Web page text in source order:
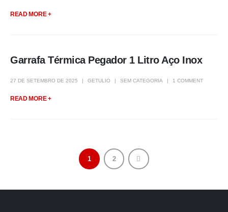
READ MORE +
Garrafa Térmica Pegador 1 Litro Aço Inox
27 DE SETEMBRO DE 2025 GETULIO SEM CATEGORIA 1 COMMENT
READ MORE +
1 2